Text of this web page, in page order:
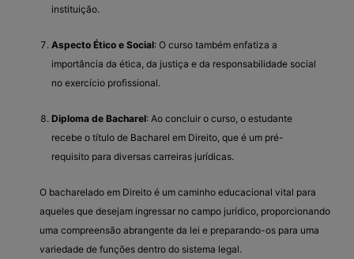
instituição.
Aspecto Ético e Social: O curso também enfatiza a
importância da ética, da justiça e da responsabilidade social
no exercício profissional.
Diploma de Bacharel: Ao concluir o curso, o estudante
recebe o título de Bacharel em Direito, que é um pré-
requisito para diversas carreiras jurídicas.
O bacharelado em Direito é um caminho educacional vital para
aqueles que desejam ingressar no campo jurídico, proporcionando
uma compreensão abrangente da lei e preparando-os para uma
variedade de funções dentro do sistema legal.